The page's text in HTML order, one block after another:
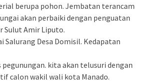
berupa pohon. Jembatan terancam
akan perbaiki dengan penguatan
Sulut Amir Liputo.
Desa Domisil. Kedapatan
kita akan telusuri dengan
calon wakil wali kota Manado.